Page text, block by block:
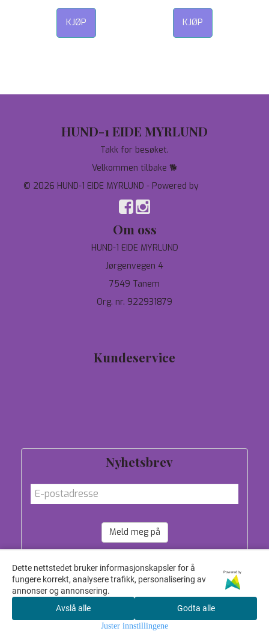
KJØP KJØP
HUND-1 EIDE MYRLUND
Takk for besøket.
Velkommen tilbake 🐕
© 2026 HUND-1 EIDE MYRLUND - Powered by
Om oss
HUND-1 EIDE MYRLUND
Jørgenvegen 4
7549 Tanem
Org. nr. 922931879
Kundeservice
Nyhetsbrev
Meld meg på
© 2026 HUND-1 EIDE MYRLUND - Powered by
Dette nettstedet bruker informasjonskapsler for å
fungere korrekt, analysere trafikk, personalisering av
annonser og annonsering.
Powered by
Avslå alle Godta alle
Juster innstillingene